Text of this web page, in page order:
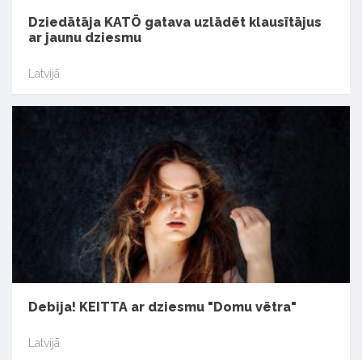
Dziedātāja KATŌ gatava uzlādēt klausītājus
ar jaunu dziesmu
Latvijā
Debija! KEITTA ar dziesmu "Domu vētra"
Latvijā